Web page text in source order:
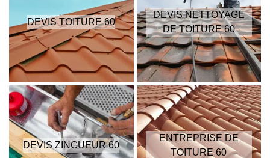
DEVIS TOITURE 60
DEVIS NETTOYAGE
DE TOITURE 60
DEVIS ZINGUEUR 60
ENTREPRISE DE
TOITURE 60